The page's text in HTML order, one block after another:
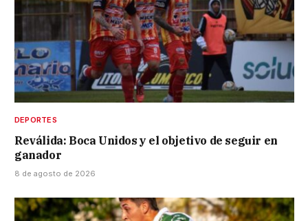
DEPORTES
Reválida: Boca Unidos y el objetivo de seguir en
ganador
8 de agosto de 2026